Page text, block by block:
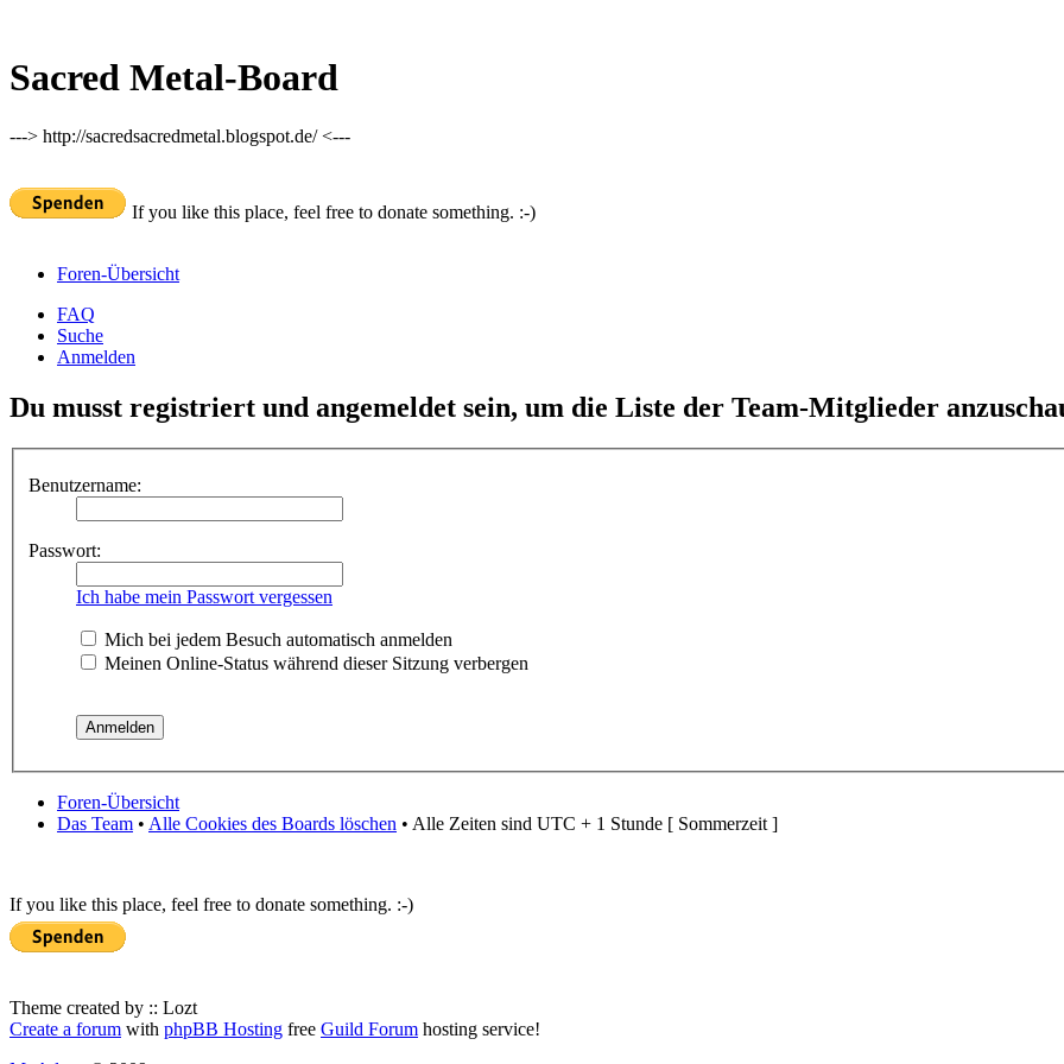
Sacred Metal-Board
---> http://sacredsacredmetal.blogspot.de/ <---
If you like this place, feel free to donate something. :-)
Foren-Übersicht
FAQ
Suche
Anmelden
Du musst registriert und angemeldet sein, um die Liste der Team-Mitglieder
Benutzername:
Passwort:
Ich habe mein Passwort vergessen
Mich bei jedem Besuch automatisch anmelden
Meinen Online-Status während dieser Sitzung verbergen
Foren-Übersicht
Das Team • Alle Cookies des Boards löschen • Alle Zeiten sind UTC + 1 Stunde [ Sommerzeit ]
If you like this place, feel free to donate something. :-)
Theme created by :: Lozt
Create a forum with phpBB Hosting free Guild Forum hosting service!